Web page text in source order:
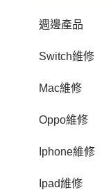
週邊產品
Switch維修
Mac維修
Oppo維修
Iphone維修
Ipad維修